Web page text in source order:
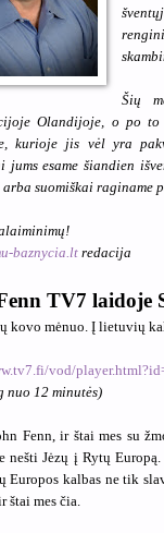
Šių
Olandijoje, o po
kurioje jis vėl yra
jums esame šiandien
suomiškai raginame
!
baznycia.ltredacija
TV7 laidoje
kovo mėnuo. Į lietuvių
vod/
nuo 12 minutės)
Fenn, ir štai mes su
nešti Jėzų į Rytų
Europos kalbas ne tik
štai mes čia.